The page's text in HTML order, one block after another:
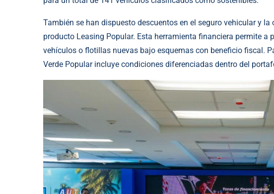
También se han dispuesto descuentos en el seguro vehicular y
producto Leasing Popular. Esta herramienta financiera permite a
vehículos o flotillas nuevas bajo esquemas con beneficio fiscal.
Verde Popular incluye condiciones diferenciadas dentro del